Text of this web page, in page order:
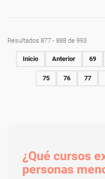
Resultados 877 - 888 de 993
Inicio Anterior 69
75 76 77
¿Qué cursos
personas